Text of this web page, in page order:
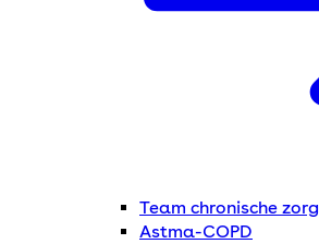
Team chronische zorg
Astma-COPD